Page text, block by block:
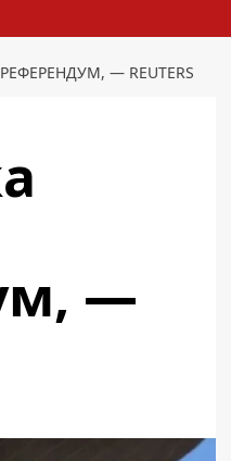
— REUTERS
—